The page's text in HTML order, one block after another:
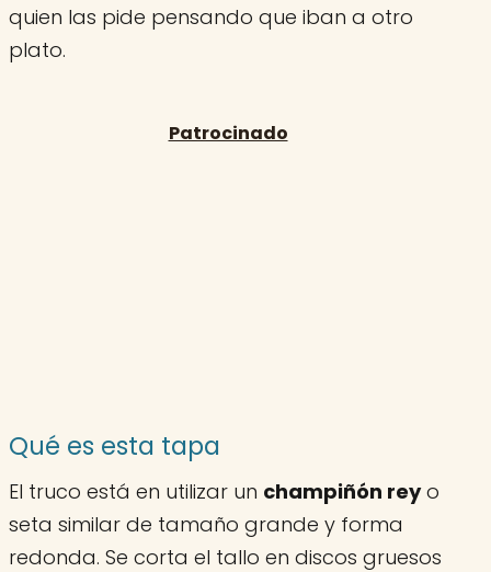
quien las pide pensando que iban a otro
plato.
Qué es esta tapa
El truco está en utilizar un champiñón reyo
seta similar de tamaño grande y forma
redonda. Se corta el tallo en discos gruesos